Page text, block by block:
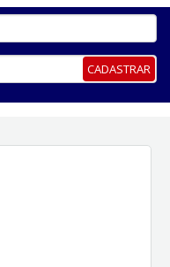
CADASTRAR